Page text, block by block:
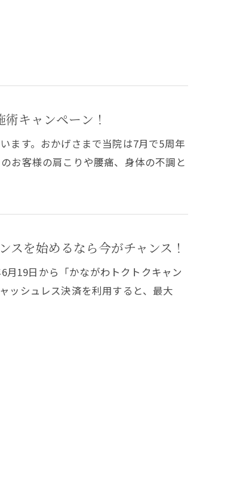
キャンペーン！
ます。おかげさまで当院は7月で5周年
お客様の肩こりや腰痛、身体の不調と
スを始めるなら今がチャンス！
月19日から「かながわトクトクキャン
ッシュレス決済を利用すると、最大